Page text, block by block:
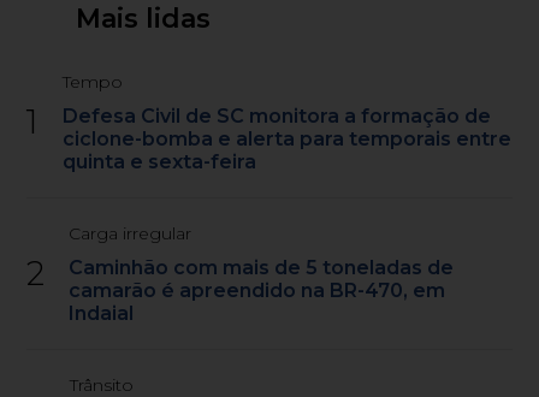
Mais lidas
1
Tempo
Defesa Civil de SC monitora a formação de
ciclone-bomba e alerta para temporais entre
quinta e sexta-feira
2
Carga irregular
Caminhão com mais de 5 toneladas de
camarão é apreendido na BR-470, em
Indaial
Trânsito